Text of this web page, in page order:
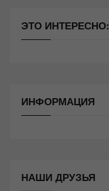
ЭТО ИНТЕРЕСНО:
ИНФОРМАЦИЯ
НАШИ ДРУЗЬЯ